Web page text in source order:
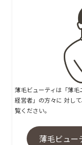
薄毛ビューティは「薄
経営者」の方々に 対して
覧ください。
薄毛ビュー